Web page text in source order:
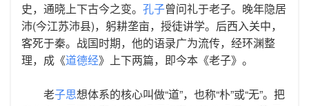
史，通晓上下古今之变。 孔子曾问礼于老子。晚年隐居
沛(今江苏沛县)，躬耕垄亩，授徒讲学。后西入关中，
客死于秦。战国时期，他的语录广为流传，经环渊整
理，成《道德经》上下两篇，即今本《老子》。
老子思想体系的核心叫做“道”，也称“朴”或“无”。把